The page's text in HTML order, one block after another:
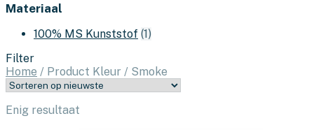
Materiaal
100% MS Kunststof (1)
Filter
Home / Product Kleur / Smoke
Enig resultaat